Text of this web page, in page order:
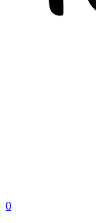
išči
account
0